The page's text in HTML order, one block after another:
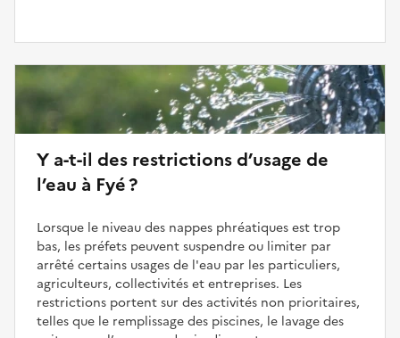
Y a-t-il des restrictions d’usage de
l’eau à Fyé ?
Lorsque le niveau des nappes phréatiques est trop
bas, les préfets peuvent suspendre ou limiter par
arrêté certains usages de l'eau par les particuliers,
agriculteurs, collectivités et entreprises. Les
restrictions portent sur des activités non prioritaires,
telles que le remplissage des piscines, le lavage des